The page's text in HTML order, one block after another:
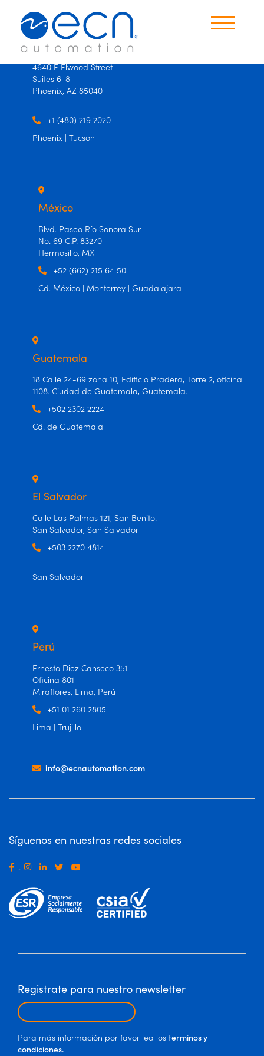
Productos
Oficinas
Contáctanos
USA
4640 E Elwood Street
Suites 6-8
Phoenix, AZ 85040
+1 (480) 219 2020
Phoenix | Tucson
México
Blvd. Paseo Río Sonora Sur
No. 69 C.P. 83270
Hermosillo, MX
+52 (662) 215 64 50
Cd. México | Monterrey | Guadalajara
Guatemala
18 Calle 24-69 zona 10, Edificio Pradera, Torre 2, oficina
1108. Ciudad de Guatemala, Guatemala.
+502 2302 2224
Cd. de Guatemala
El Salvador
Calle Las Palmas 121, San Benito.
San Salvador, San Salvador
+503 2270 4814
San Salvador
Perú
Ernesto Diez Canseco 351
Oficina 801
Miraflores, Lima, Perú
+51 01 260 2805
Lima | Trujillo
info@ecnautomation.com
Síguenos en nuestras redes sociales
.
Registrate para nuestro newsletter
Para más información por favor lea los terminos y
condiciones.